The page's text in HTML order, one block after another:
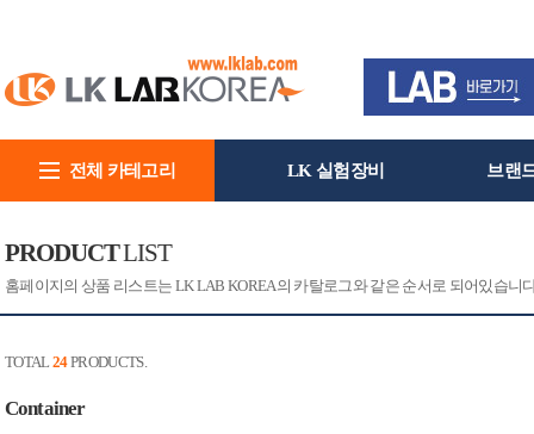
전체 카테고리 LK 실험장비 브랜
PRODUCTLIST
홈페이지의 상품 리스트는 LK LAB KOREA의 카탈로그와 같은 순서로 되어있습
TOTAL 24PRODUCTS.
Container